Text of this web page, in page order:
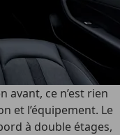
avant, ce n’est rien
et l’équipement. Le
à double étages,